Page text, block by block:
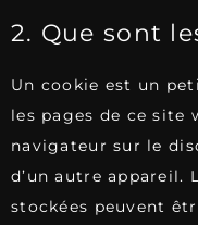
2. Que sont
Un cookie est un
les pages de ce site
navigateur sur le
d’un autre appareil.
stockées peuvent